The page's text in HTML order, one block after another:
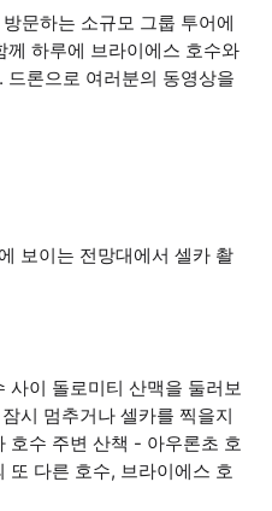
문하는 소규모 그룹 투어에
하루에 브라이에스 호수와
론으로 여러분의 동영상을
보이는 전망대에서 셀카 촬
사이 돌로미티 산맥을 둘러보
시 멈추거나 셀카를 찍을지
호수 주변 산책 - 아우론초 호
또 다른 호수, 브라이에스 호